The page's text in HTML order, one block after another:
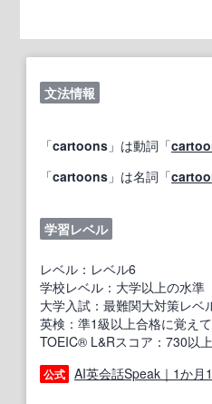
文法情報
「cartoons 」は動詞「
「cartoons 」は名詞「
学習レベル
レベル：レベル6
学校レベル：大学以上の水準
大学入試：最難関大対策レベ
英検：準1級以上合格に覚え
TOEIC® L&Rスコア：730以
公式 AI英会話Speak｜1か月